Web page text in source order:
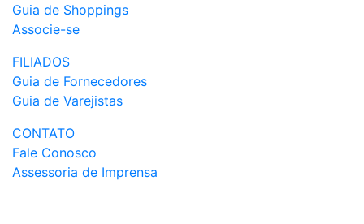
Guia de Shoppings
Associe-se
FILIADOS
Guia de Fornecedores
Guia de Varejistas
CONTATO
Fale Conosco
Assessoria de Imprensa